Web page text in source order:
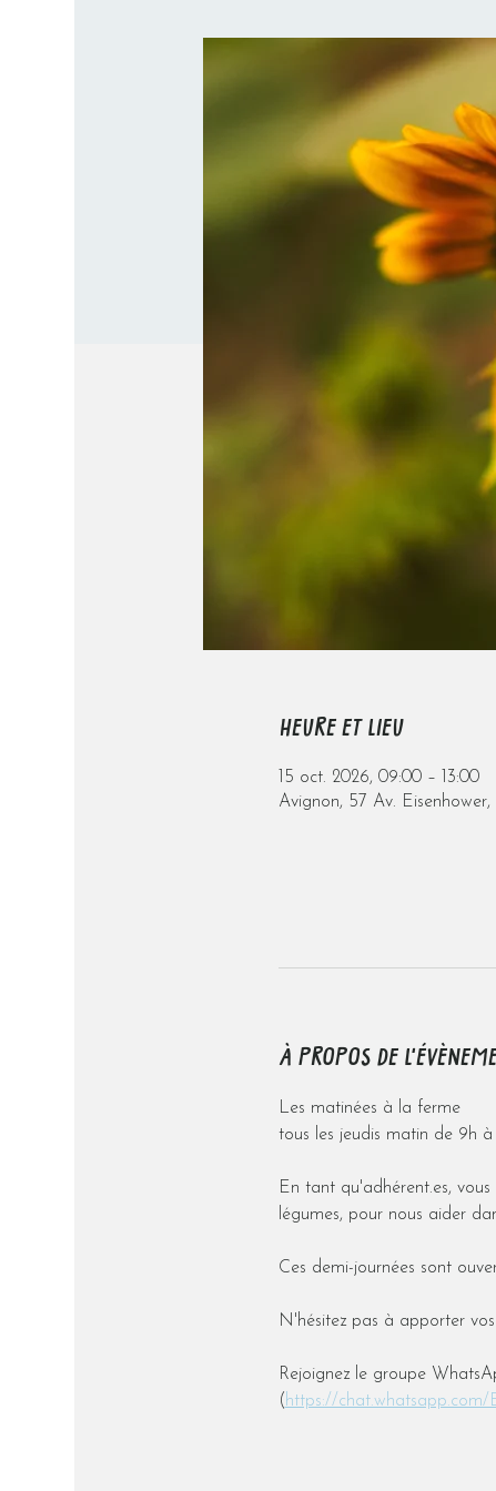
HEURE ET LIEU
15 oct. 2026, 09:00 – 13:00
Avignon, 57 Av.
À PROPOS DE
Les matinées à la ferme
tous les jeudis matin de 9h à
En tant qu'adhérent.es,
légumes, pour nous aider
Ces demi-journées sont
N'hésitez pas à apporter
Rejoignez le groupe
( https://